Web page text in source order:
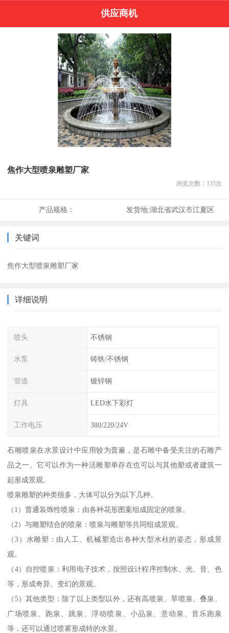
供应商机
焦作大型喷泉雕塑厂家
浏览次数： 135次
产品规格： 发货地:湖北省武汉市江夏区
关键词
焦作大型喷泉雕塑厂家
详细说明
喷头 不锈钢
水泵 铸铁/不锈钢
管道 镀锌钢
灯具 LED水下彩灯
工作电压 380/220/24V
石雕喷泉在水景设计中应用较为普遍，是石雕中备受关注的石雕产
品之一。它可以作为一种活雕塑单存在也可以与其他塑或者建筑一
起形成景观。
喷泉雕塑的种类很多，大体可以分为以下几种。
（1）普通装饰性喷泉：由各种花形图案组成固定的喷泉。
（2）与雕塑结合的喷泉：喷泉与雕塑等共同组成景观。
（3）水雕塑：由人工、机械塑造出各种大型水柱的姿态，形成景
观。
（4）自控喷泉：利用电子技术，按照设计程序控制水、光、音、色
等，形成奇异、变幻的景观。
（5）其他类型：除了以上类型以外，还有高喷泉、旱喷泉、叠泉、
广场喷泉、跑泉、跳泉、浮动喷泉、小品泉、意动泉、音乐跑泉
等，还可以通过喷雾形成特的水景。